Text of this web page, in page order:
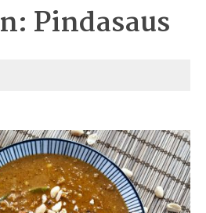
Pindasaus